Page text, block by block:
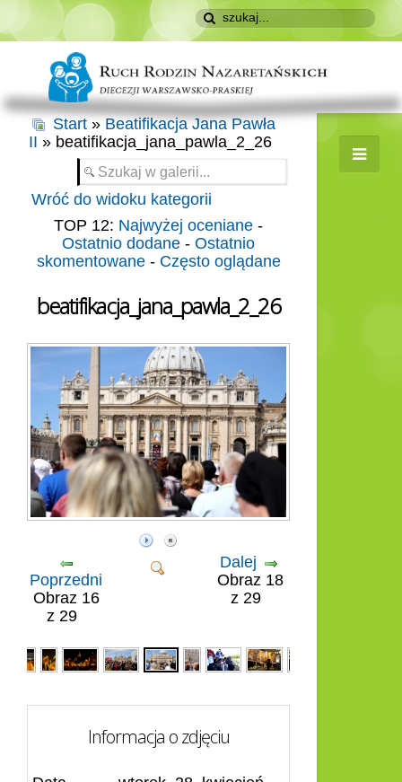
Start » Beatifikacja Jana Pawła
II » beatifikacja_jana_pawla_2_26
Wróć do widoku kategorii
TOP 12: Najwyżej oceniane -
Ostatnio dodane - Ostatnio
skomentowane- Często oglądane
beatifikacja_jana_pawla_2_26
Poprzedni
Obraz 16
z 29
Dalej
Obraz 18
z 29
Informacja o zdjęciu